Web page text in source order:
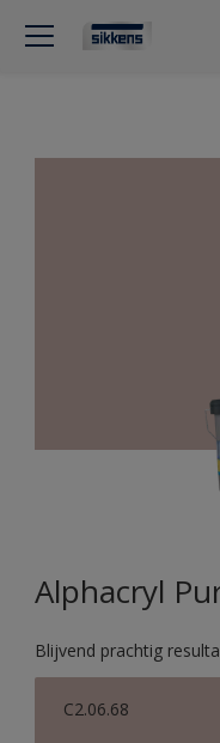
Alphacryl
Blijvend prachtig
C2.06.68